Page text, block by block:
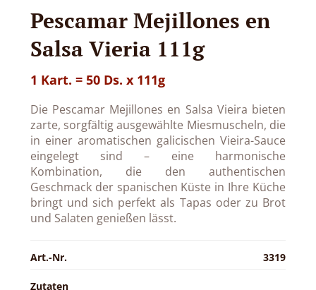
Pescamar Mejillones en
Salsa Vieria 111g
1 Kart. = 50 Ds. x 111g
Die Pescamar Mejillones en Salsa Vieira bieten
zarte, sorgfältig ausgewählte Miesmuscheln, die
in einer aromatischen galicischen Vieira-Sauce
eingelegt sind – eine harmonische
Kombination, die den authentischen
Geschmack der spanischen Küste in Ihre Küche
bringt und sich perfekt als Tapas oder zu Brot
und Salaten genießen lässt.
Art.-Nr. 3319
Zutaten